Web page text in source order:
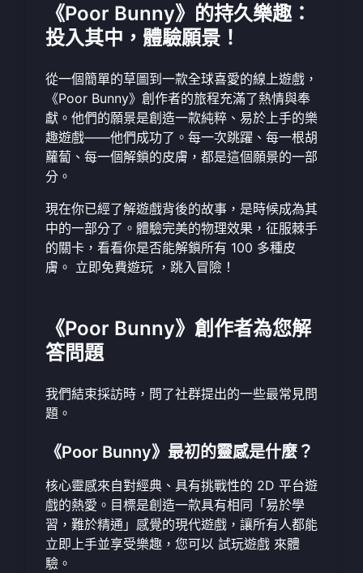
《Poor Bunny》的持久樂趣：
投入其中，體驗願景！
從一個簡單的草圖到一款全球喜愛的線上遊戲，
《Poor Bunny》創作者的旅程充滿了熱情與奉
獻。他們的願景是創造一款純粹、易於上手的樂
趣遊戲——他們成功了。每一次跳躍、每一根胡
蘿蔔、每一個解鎖的皮膚，都是這個願景的一部
分。
現在你已經了解遊戲背後的故事，是時候成為其
中的一部分了。體驗完美的物理效果，征服棘手
的關卡，看看你是否能解鎖所有 100 多種皮
膚。 立即免費遊玩 ，跳入冒險！
《Poor Bunny》創作者為您解
答問題
我們結束採訪時，問了社群提出的一些最常見問
題。
《Poor Bunny》最初的靈感是什麼？
核心靈感來自對經典、具有挑戰性的 2D 平台遊
戲的熱愛。目標是創造一款具有相同「易於學
習，難於精通」感覺的現代遊戲，讓所有人都能
立即上手並享受樂趣，您可以 試玩遊戲 來體
驗。